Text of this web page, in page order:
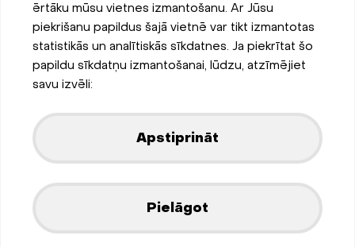
ērtāku mūsu vietnes izmantošanu. Ar Jūsu
piekrišanu papildus šajā vietnē var tikt izmantotas
statistikās un analītiskās sīkdatnes. Ja piekrītat šo
papildu sīkdatņu izmantošanai, lūdzu, atzīmējiet
savu izvēli:
Apstiprināt
Pielāgot
Pieteikties jaunumiem
Sīkdatņu iestatījumi
Privātuma un sīkdatņu
Izstrādājis